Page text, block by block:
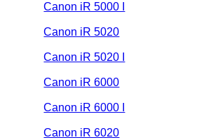
Canon iR 5000 I
Canon iR 5020
Canon iR 5020 I
Canon iR 6000
Canon iR 6000 I
Canon iR 6020